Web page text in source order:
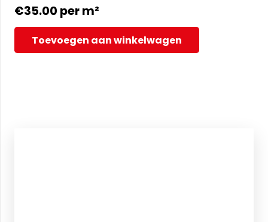
€35.00 per m²
Toevoegen aan winkelwagen